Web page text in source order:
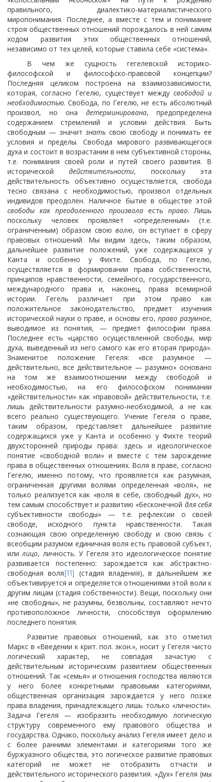
правильного, диалектико-материалистического
миропонимания. Последнее, а вместе с тем и понимание
строя общественных отношений порождалось в ней самим
ходом развития этих общественных отношений,
независимо от тех целей, которые ставила себе «система».
В чем же сущность гегелевской историко-
философской и философско-правовой концепции?
Последняя целиком построена на взаимозависимости,
которая, согласно Гегелю, существует между свободой и
необходимостью. Свобода, по Гегелю, не есть абсолютный
произвол, но она детерминирована, предопределена
содержанием стремлений и условии действия. Быть
свободным — значитзнать свою свободу и понимать ее
условия и пределы. Свобода мирового развивающегося
духа и состоит в возрастании в нем субъективной стороны,
т.е. понимания своей роли и путей своего развития. В
исторической действительности, поскольку эта
действительность объективно осуществляется, свобода
тесно связана с необходимостью, произвол отдельных
индивидов преодолен. Наличное бытие в обществе этой
свободы как преодоленного произвола есть право. Лишь
поскольку человек проявляет «определенным» (т.е.
ограниченным) образом своюволю, он вступает в сферу
правовых отношений. Мы видим здесь, таким образом,
дальнейшее развитие положений, уже содержащихся у
Канта и особенно у Фихте. Свобода, по Гегелю,
осуществляется в формировании права собственности,
принципов нравственности, семейного, государственного,
международного права и, наконец, права всемирной
истории. Гегель различает при этом право как
положительное законодательство, предмет изучения
исторической науки о праве, и основы его, право разумное,
выводимое из понятия, — предмет философии права.
Последнее есть «царство осуществленной свободы, мир
духа, выведенный из него самого как его вторая природа».
Знаменитое положение Гегеля: «все разумное —
действительно, все действительное — разумно» основано
на том же взаимоотношении между свободой и
необходимостью, на его философском понимании
«действительности» как «правовой» действительности, т.е.
лишь действительности разумно-необходимой, а не как
всего реально существующего. Учение Гегеля о праве,
таким образом, представляет дальнейшее развитие
содержащихся уже у Канта и особенно у Фихте теорий
двухсторонней природы права: здесь и идеологическое
понятие «свободной воли» и вместе с тем зарождение
права в общественных отношениях. Воля в праве, согласно
Гегелю, именно потому, что проявляется как разумная,
ограниченная другими волями определенная «воля», не
только реализуется как «воля в себе, свободный дух», но
тем самым способствует и развитию «бесконечной для себя
субъективности свободы» — т.е. рефлексии о своей
свободе, исходного пункта нравственности. Такая
сознающая свою определенную свободу и свою связь с
всеобщим разумом единичная воля есть правовой субъект,
илилицо, личность. У Гегеля это идеологическое понятие
развивается постепенно: зарождается как абстрактно-
свободная воля[11] (стадия владения),в дальнейшем же
объективируется и определяется отношениями этой воли к
другим лицам (стадия собственности). Вещи, поскольку они
«не свободны», не разумны, безвольны, составляют нечто
противоположное личности, способствуя оформлению
последнего понятия.
Развитие правовых отношений, как это отметил
Маркс в «Введении к крит. пол. экон.», носит у Гегеля чисто
логический характер, не совпадая зачастую с
действительным историческим развитием общественных
отношений. Так «семья» и отношения господства являются
у него более конкретными правовыми категориями,
общественная организация зарождается у него позже
права владения, принадлежащего лишь только «личности».
Задача Гегеля — изобразить необходимую логическую
структуру современного ему правового общества и
государства. Однако, поскольку анализ Гегеля имеет дело и
с более ранними элементами и категориями того же
буржуазного общества, это логическое развитие правовых
категорий не может не отобразить отчасти и
действительного исторического развития. «Дух» Гегеля (мы